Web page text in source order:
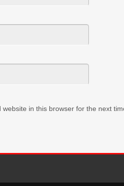
in this browser for the next